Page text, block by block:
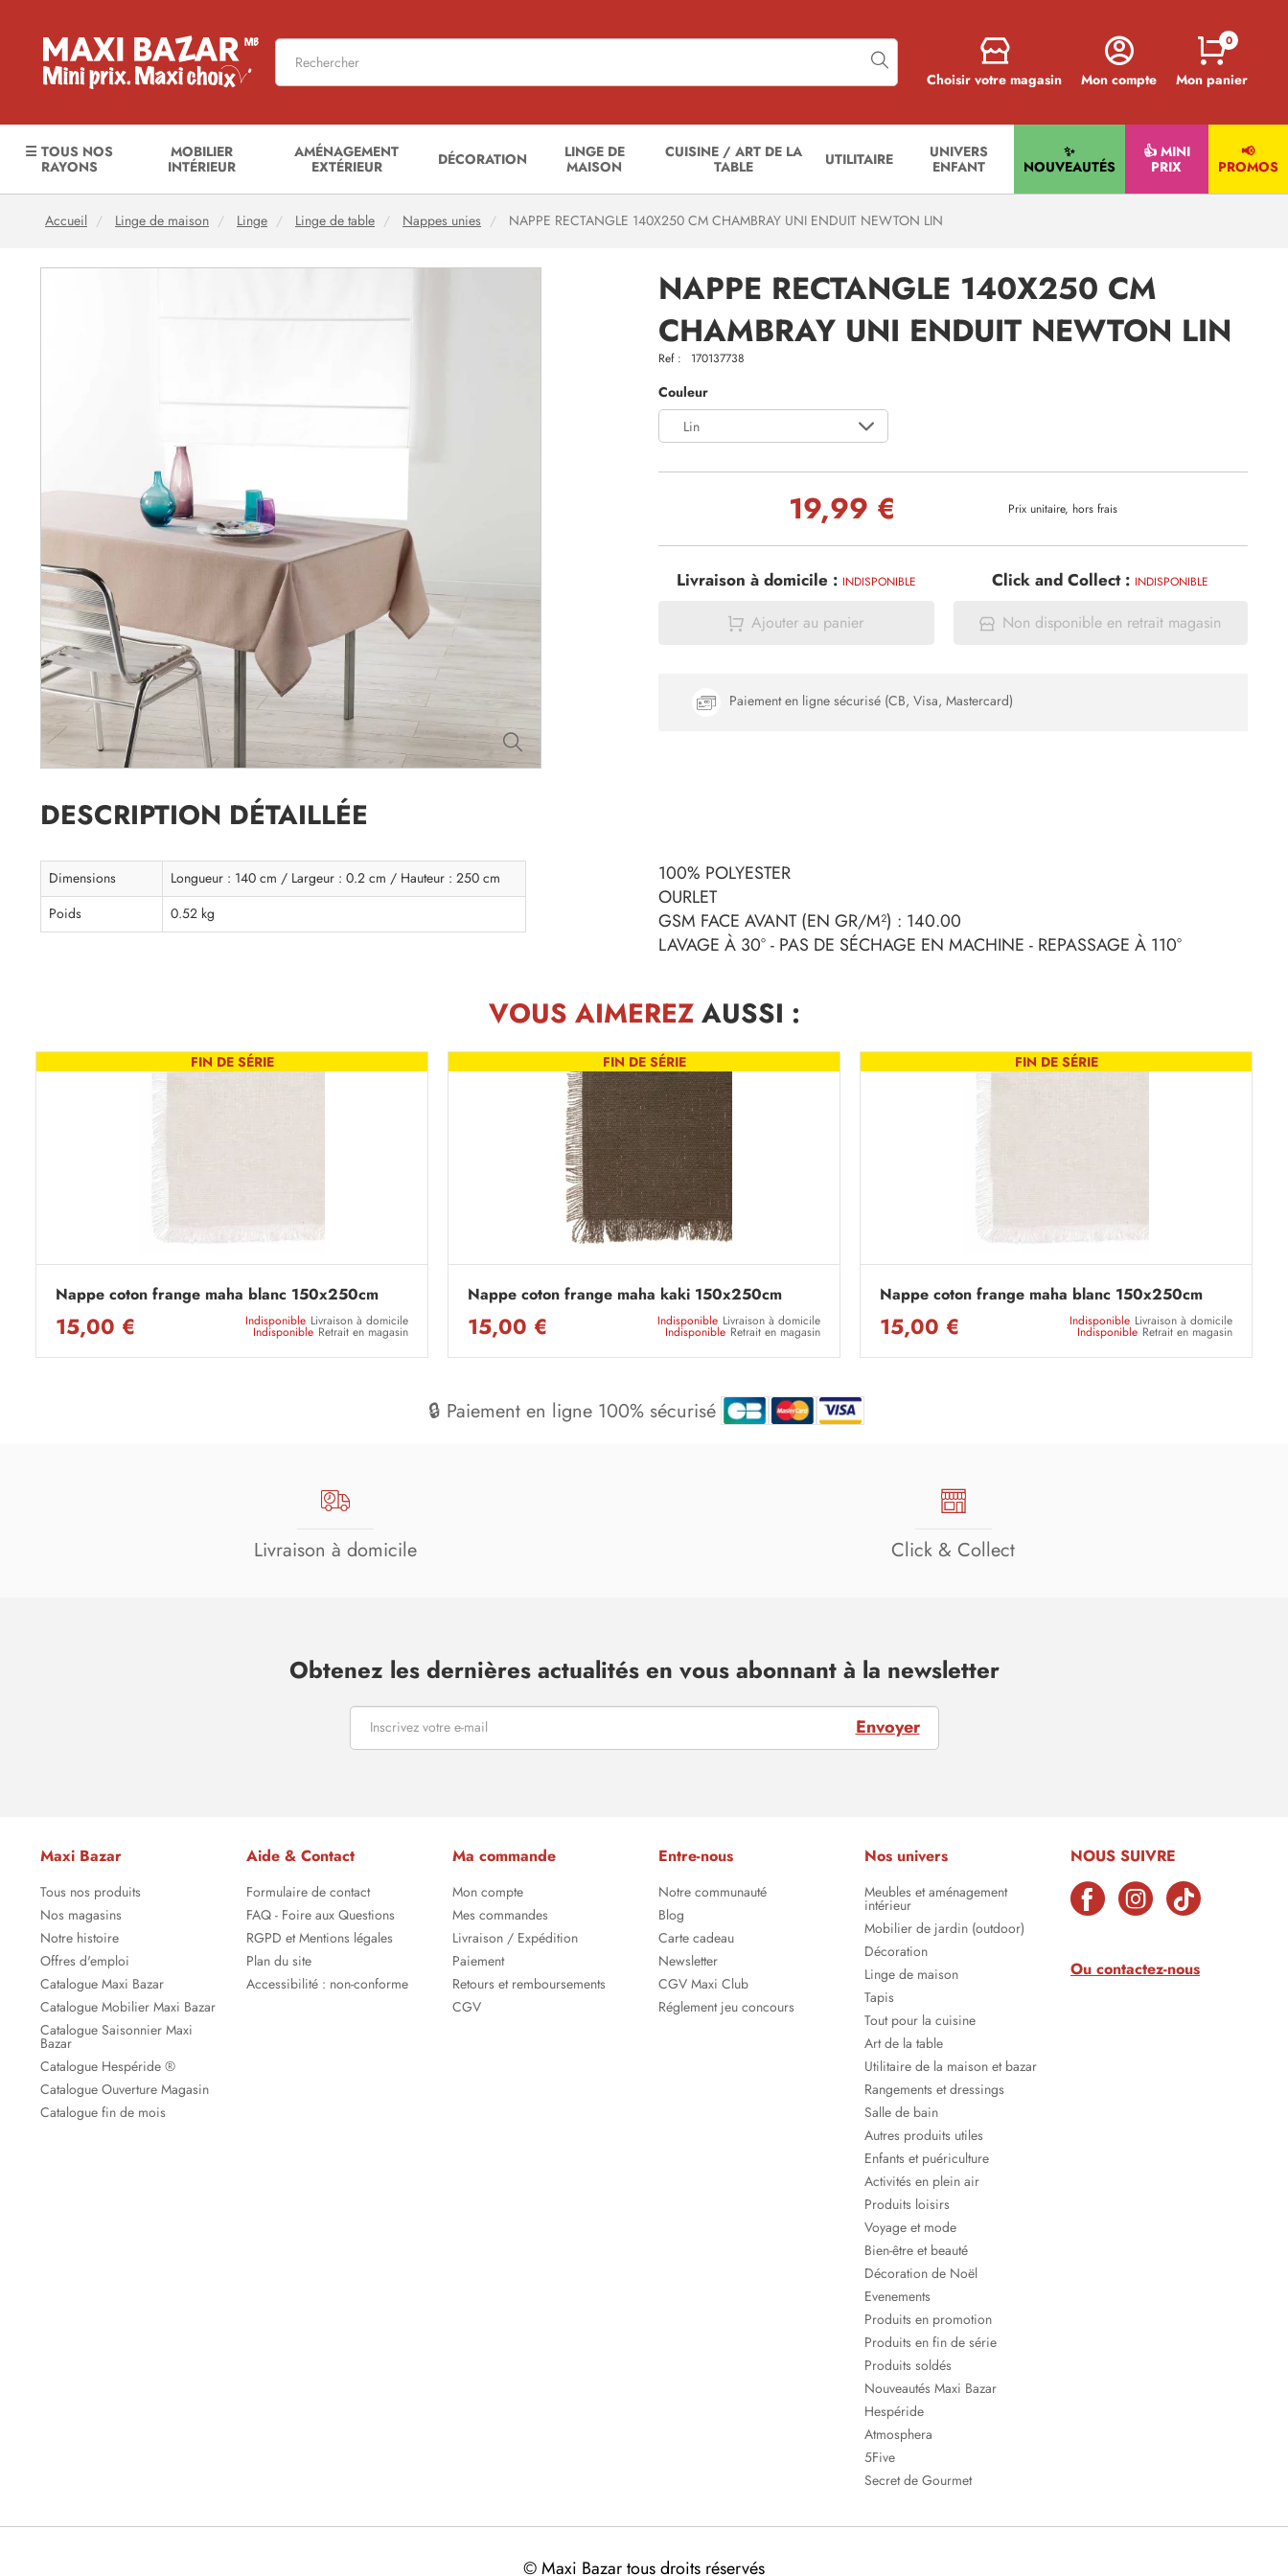
Choisir votre magasin Mon compte Mon panier
0
☰ TOUS NOS
RAYONS
MOBILIER
INTÉRIEUR
AMÉNAGEMENT
EXTÉRIEUR
DÉCORATION
LINGE DE
MAISON
CUISINE / ART DE LA
TABLE
UTILITAIRE
UNIVERS
ENFANT
✨
NOUVEAUTÉS
👍 MINI
PRIX
📢
PROMOS
Accueil Linge de maison Linge Linge de table Nappes unies NAPPE RECTANGLE 140X250 CM CHAMBRAY UNI ENDUIT NEWTON LIN
NAPPE RECTANGLE 140X250 CM
CHAMBRAY UNI ENDUIT NEWTON LIN
Ref : 170137738
Couleur
Lin
19,99 € Prix unitaire, hors frais
Livraison à domicile : INDISPONIBLE
Ajouter au panier
Click and Collect : INDISPONIBLE
Non disponible en retrait magasin
Paiement en ligne sécurisé (CB, Visa, Mastercard)
DESCRIPTION DÉTAILLÉE
Dimensions
Longueur : 140 cm / Largeur : 0.2 cm / Hauteur : 250 cm
Poids
0.52 kg
100% POLYESTER
OURLET
GSM FACE AVANT (EN GR/M²) : 140.00
LAVAGE À 30° - PAS DE SÉCHAGE EN MACHINE - REPASSAGE À 110°
VOUS AIMEREZAUSSI :
FIN DE SÉRIE
Nappe coton frange maha blanc 150x250cm
15,00 € Indisponible Livraison à domicile
Indisponible Retrait en magasin
FIN DE SÉRIE
Nappe coton frange maha kaki 150x250cm
15,00 € Indisponible Livraison à domicile
Indisponible Retrait en magasin
FIN DE SÉRIE
Nappe coton frange maha blanc 150x250cm
15,00 € Indisponible Livraison à domicile
Indisponible Retrait en magasin
🔒 Paiement en ligne 100% sécurisé
Livraison à domicile Click & Collect
Obtenez les dernières actualités en vous abonnant à la newsletter
Envoyer
Maxi Bazar
Tous nos produits
Nos magasins
Notre histoire
Offres d'emploi
Catalogue Maxi Bazar
Catalogue Mobilier Maxi Bazar
Catalogue Saisonnier Maxi
Bazar
Catalogue Hespéride ®
Catalogue Ouverture Magasin
Catalogue fin de mois
Aide & Contact
Formulaire de contact
FAQ - Foire aux Questions
RGPD et Mentions légales
Plan du site
Accessibilité : non-conforme
Ma commande
Mon compte
Mes commandes
Livraison / Expédition
Paiement
Retours et remboursements
CGV
Entre-nous
Notre communauté
Blog
Carte cadeau
Newsletter
CGV Maxi Club
Réglement jeu concours
Nos univers
Meubles et aménagement
intérieur
Mobilier de jardin (outdoor)
Décoration
Linge de maison
Tapis
Tout pour la cuisine
Art de la table
Utilitaire de la maison et bazar
Rangements et dressings
Salle de bain
Autres produits utiles
Enfants et puériculture
Activités en plein air
Produits loisirs
Voyage et mode
Bien-être et beauté
Décoration de Noël
Evenements
Produits en promotion
Produits en fin de série
Produits soldés
Nouveautés Maxi Bazar
Hespéride
Atmosphera
5Five
Secret de Gourmet
NOUS SUIVRE
Ou contactez-nous
© Maxi Bazar tous droits réservés